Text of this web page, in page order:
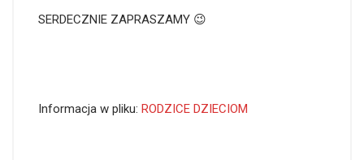
SERDECZNIE ZAPRASZAMY 😉
Informacja w pliku: RODZICE DZIECIOM